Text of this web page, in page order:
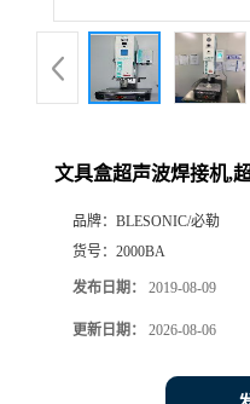
文具盒超声波焊接机,
品牌： BLESONIC/必勒
货号： 2000BA
发布日期： 2019-08-09
更新日期： 2026-08-06